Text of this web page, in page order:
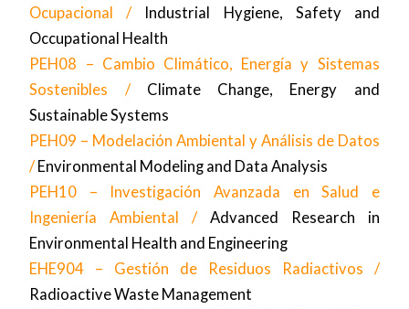
Ocupacional / Industrial Hygiene, Safety and
Occupational Health
PEH08 – Cambio Climático, Energía y Sistemas
Sostenibles / Climate Change, Energy and
Sustainable Systems
PEH09 – Modelación Ambiental y Análisis de Datos
/Environmental Modeling and Data Analysis
PEH10 – Investigación Avanzada en Salud e
Ingeniería Ambiental / Advanced Research in
Environmental Health and Engineering
EHE904 – Gestión de Residuos Radiactivos /
Radioactive Waste Management